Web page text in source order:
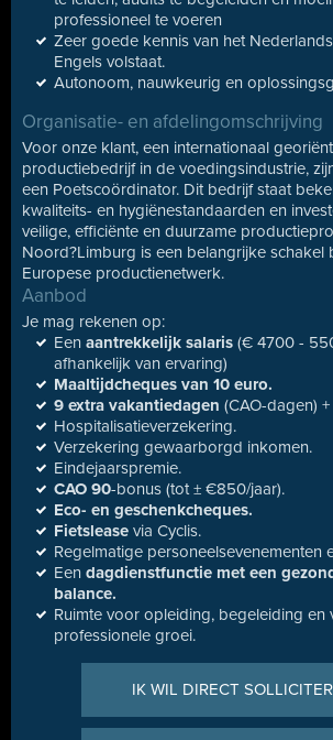
professioneel te voeren
Zeer goede kennis van het
Engels volstaat.
Autonoom, nauwkeurig en
Organisatie- en afdelingomschrijving
Voor onze klant, een internationaal
productiebedrijf in de voedingsindustrie,
een Poetscoördinator. Dit bedrijf staat
kwaliteits- en hygiënestandaarden en
veilige, efficiënte en duurzame
Noord?Limburg is een belangrijke schakel
Europese productienetwerk.
Aanbod
Je mag rekenen op:
Een aantrekkelijk salaris (€ 4700 -
afhankelijk van ervaring)
Maaltijdcheques van 10 euro.
9 extra vakantiedagen (CAO-dagen)
Hospitalisatieverzekering.
Verzekering gewaarborgd inkomen.
Eindejaarspremie.
CAO 90-bonus (tot ± €850/jaar).
Eco- en geschenkcheques.
Fietslease via Cyclis.
Regelmatige personeelsevenementen
Een dagdienstfunctie met een
balance.
Ruimte voor opleiding, begeleiding en
professionele groei.
IK WIL DIRECT